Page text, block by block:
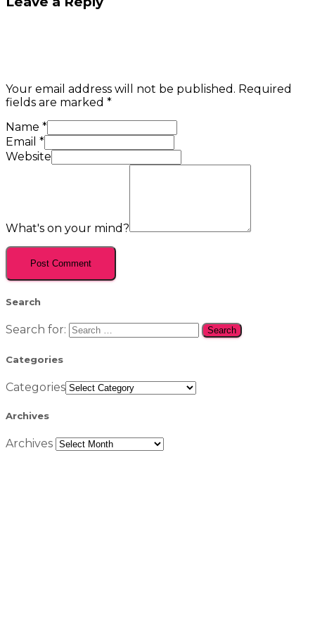
Your email address will not be published. Required
fields are marked *
Name *
Email *
Website
What's on your mind?
Search
Search for:
Categories
Categories
Archives
Archives